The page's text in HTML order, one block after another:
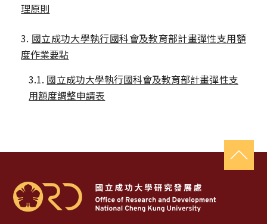
理原則
3. 國立成功大學執行國科會及教育部計畫彈性支用額
度作業要點（開新視窗）
3.1. 國立成功大學執行國科會及教育部計畫彈性支
用額度調整申請表